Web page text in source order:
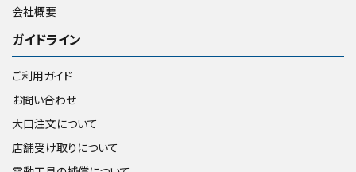
会社概要
ガイドライン
ご利用ガイド
お問い合わせ
大口注文について
店舗受け取りについて